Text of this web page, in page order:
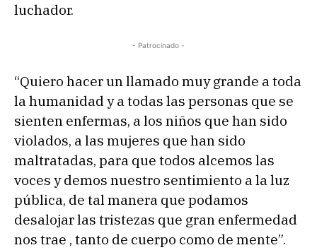
luchador.
- Patrocinado -
“Quiero hacer un llamado muy grande a toda
la humanidad y a todas las personas que se
sienten enfermas, a los niños que han sido
violados, a las mujeres que han sido
maltratadas, para que todos alcemos las
voces y demos nuestro sentimiento a la luz
pública, de tal manera que podamos
desalojar las tristezas que gran enfermedad
nos trae , tanto de cuerpo como de mente”.